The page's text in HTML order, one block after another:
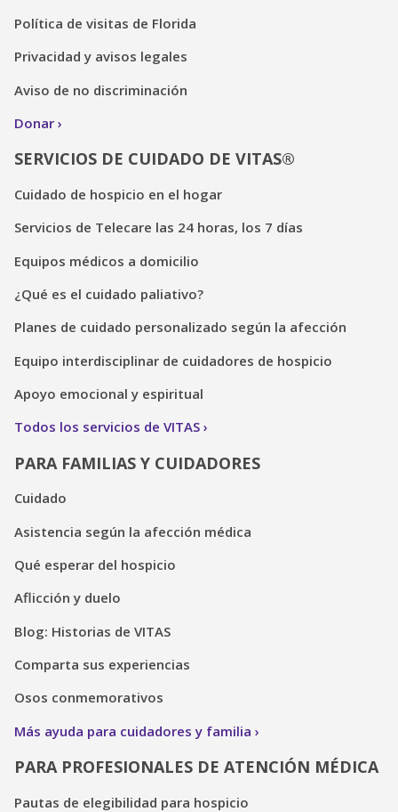
Política de visitas de Florida
Privacidad y avisos legales
Aviso de no discriminación
Donar
SERVICIOS DE CUIDADO DE VITAS®
Cuidado de hospicio en el hogar
Servicios de Telecare las 24 horas, los 7 días
Equipos médicos a domicilio
¿Qué es el cuidado paliativo?
Planes de cuidado personalizado según la afección
Equipo interdisciplinar de cuidadores de hospicio
Apoyo emocional y espiritual
Todos los servicios de VITAS
PARA FAMILIAS Y CUIDADORES
Cuidado
Asistencia según la afección médica
Qué esperar del hospicio
Aflicción y duelo
Blog: Historias de VITAS
Comparta sus experiencias
Osos conmemorativos
Más ayuda para cuidadores y familia
PARA PROFESIONALES DE ATENCIÓN MÉDICA
Pautas de elegibilidad para hospicio